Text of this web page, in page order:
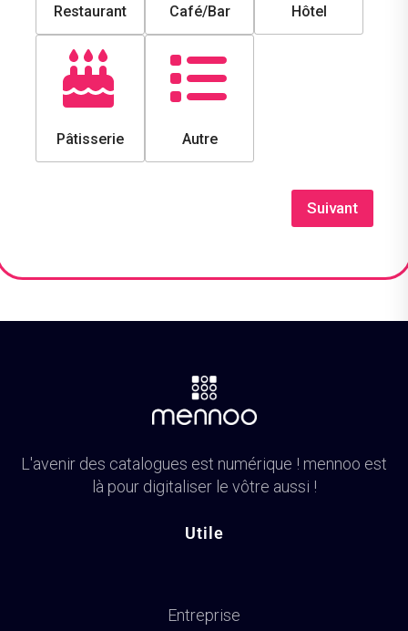
Restaurant Café/Bar Hôtel
Pâtisserie Autre
Suivant
L'avenir des catalogues est numérique ! mennoo est
là pour digitaliser le vôtre aussi !
Utile
Entreprise